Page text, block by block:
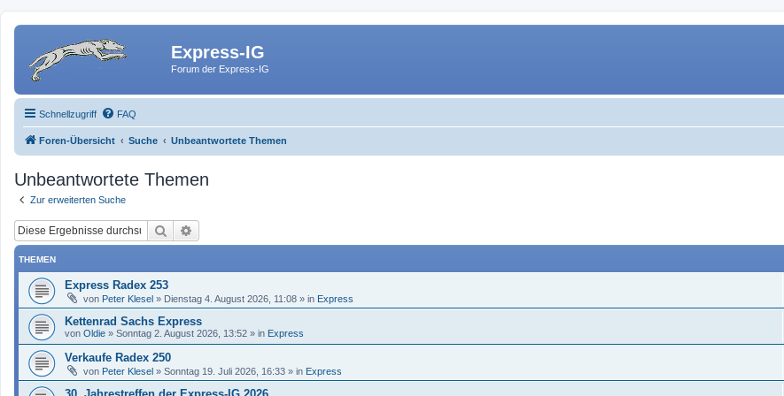
Express-IG
Forum der Express-IG
Schnellzugriff FAQ
Foren-Übersicht Suche Unbeantwortete Themen
Unbeantwortete Themen
Zur erweiterten Suche
Suche
THEMEN
Express Radex 253
von Peter Klesel » Dienstag 4. August 2026, 11:08 » in Express
Kettenrad Sachs Express
von Oldie » Sonntag 2. August 2026, 13:52 » in Express
Verkaufe Radex 250
von Peter Klesel » Sonntag 19. Juli 2026, 16:33 » in Express